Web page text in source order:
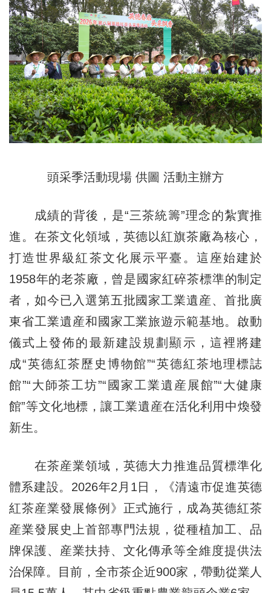
頭采季活動現場 供圖 活動主辦方
成績的背後，是“三茶統籌”理念的紮實推
進。在茶文化領域，英德以紅旗茶廠為核心，
打造世界級紅茶文化展示平臺。這座始建於
1958年的老茶廠，曾是國家紅碎茶標準的制定
者，如今已入選第五批國家工業遺産、首批廣
東省工業遺産和國家工業旅遊示範基地。啟動
儀式上發佈的最新建設規劃顯示，這裡將建
成“英德紅茶歷史博物館”“英德紅茶地理標誌
館”“大師茶工坊”“國家工業遺産展館”“大健康
館”等文化地標，讓工業遺産在活化利用中煥發
新生。
在茶産業領域，英德大力推進品質標準化
體系建設。2026年2月1日，《清遠市促進英德
紅茶産業發展條例》正式施行，成為英德紅茶
産業發展史上首部專門法規，從種植加工、品
牌保護、産業扶持、文化傳承等全維度提供法
治保障。目前，全市茶企近900家，帶動從業人